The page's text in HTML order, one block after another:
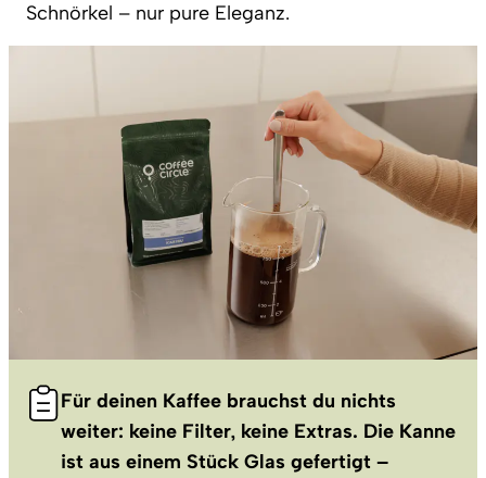
Schnörkel – nur pure Eleganz.
Für deinen Kaffee brauchst du nichts
weiter: keine Filter, keine Extras. Die Kanne
ist aus einem Stück Glas gefertigt –